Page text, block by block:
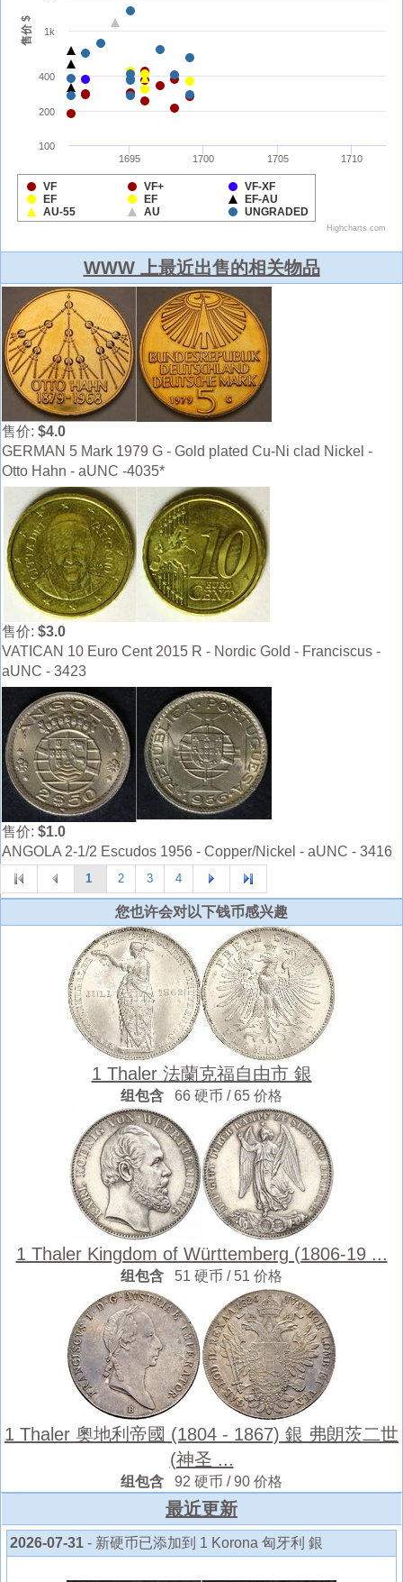
WWW 上最近出售的相关物品
售价: $4.0
GERMAN 5 Mark 1979 G - Gold plated Cu-Ni clad Nickel -
Otto Hahn - aUNC -4035*
售价: $3.0
VATICAN 10 Euro Cent 2015 R - Nordic Gold - Franciscus -
aUNC - 3423
售价: $1.0
ANGOLA 2-1/2 Escudos 1956 - Copper/Nickel - aUNC - 3416
1 2 3 4
您也许会对以下钱币感兴趣
1 Thaler 法蘭克福自由市 銀
组包含 66 硬币 / 65 价格
1 Thaler Kingdom of Württemberg (1806-19 ...
组包含 51 硬币 / 51 价格
1 Thaler 奧地利帝國 (1804 - 1867) 銀 弗朗茨二世
(神圣 ...
组包含 92 硬币 / 90 价格
最近更新
2026-07-31 - 新硬币已添加到 1 Korona 匈牙利 銀